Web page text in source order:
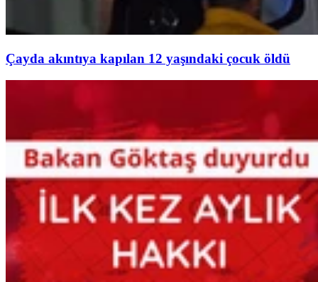
Çayda akıntıya kapılan 12 yaşındaki çocuk öldü